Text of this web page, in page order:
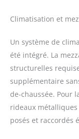
Climatisation et
Un système de
été intégré. La
structurelles
supplémentaire
de-chaussée. Pour
rideaux
posés et raccordés